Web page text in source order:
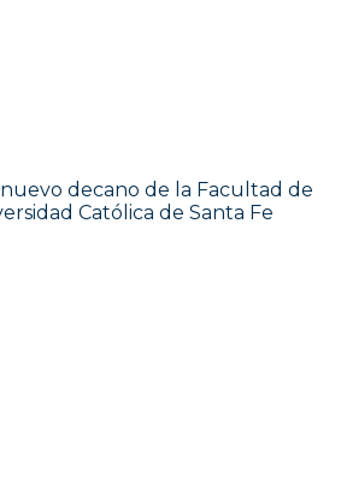
decano de la Facultad de
Católica de Santa Fe